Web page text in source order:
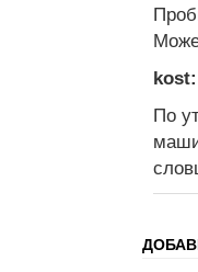
kost:
По